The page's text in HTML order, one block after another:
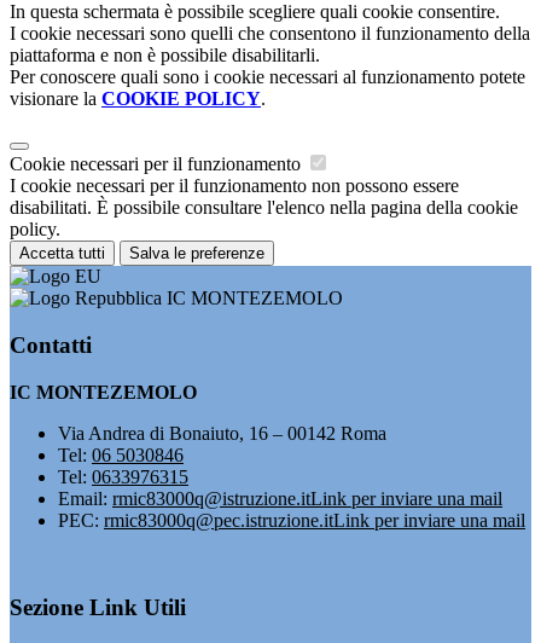
In questa schermata è possibile scegliere quali cookie consentire.
I cookie necessari sono quelli che consentono il funzionamento della
piattaforma e non è possibile disabilitarli.
Per conoscere quali sono i cookie necessari al funzionamento potete
visionare la COOKIE POLICY.
Cookie necessari per il funzionamento
I cookie necessari per il funzionamento non possono essere
disabilitati. È possibile consultare l'elenco nella pagina della cookie
policy.
Accetta tutti Salva le preferenze
IC MONTEZEMOLO
Contatti
IC MONTEZEMOLO
Via Andrea di Bonaiuto, 16 – 00142 Roma
Tel: 06 5030846
Tel: 0633976315
Email: rmic83000q@istruzione.itLink per inviare una mail
PEC: rmic83000q@pec.istruzione.itLink per inviare una mail
Sezione Link Utili